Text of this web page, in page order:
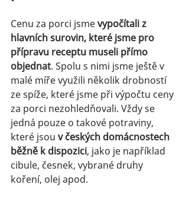
Cenu za porci jsme vypočítali z
hlavních surovin, které jsme pro
přípravu receptu museli přímo
objednat. Spolu s nimi jsme ještě v
malé míře využili několik drobností
ze spíže, které jsme při výpočtu ceny
za porci nezohledňovali. Vždy se
jedná pouze o takové potraviny,
které jsou v českých domácnostech
běžně k dispozici, jako je například
cibule, česnek, vybrané druhy
koření, olej apod.